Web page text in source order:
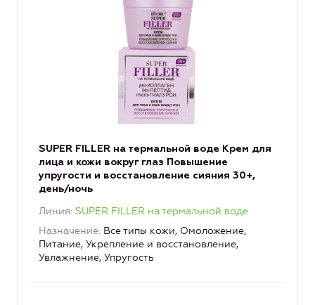
SUPER FILLER на термальной воде Крем для
лица и кожи вокруг глаз Повышение
упругости и восстановление сияния 30+,
день/ночь
Линия SUPER FILLER на термальной воде
Назначение Все типы кожи, Омоложение,
Питание, Укрепление и восстановление,
Увлажнение, Упругость